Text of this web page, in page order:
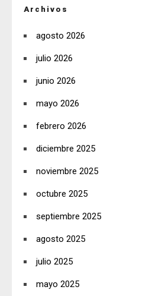
Archivos
agosto 2026
julio 2026
junio 2026
mayo 2026
febrero 2026
diciembre 2025
noviembre 2025
octubre 2025
septiembre 2025
agosto 2025
julio 2025
mayo 2025